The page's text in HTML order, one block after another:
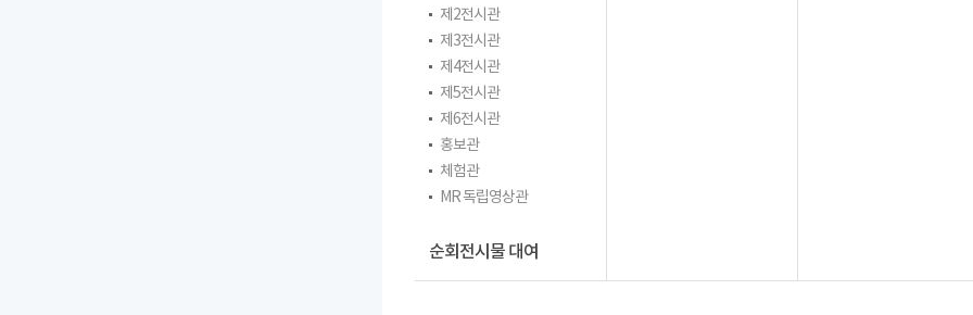
제2전시관
제3전시관
제4전시관
제5전시관
제6전시관
홍보관
체험관
MR 독립영상관
순회전시물 대여